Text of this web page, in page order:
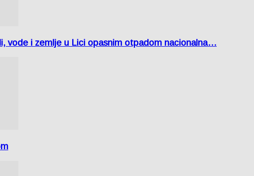
vode i zemlje u Lici opasnim otpadom nacionalna…